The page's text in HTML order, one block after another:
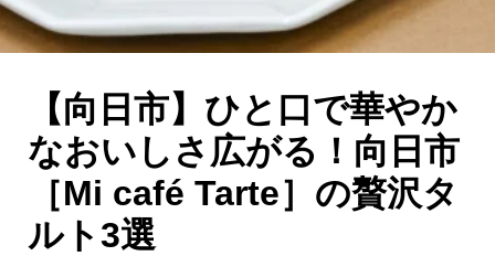
CULTURE
ABOUT US
Instagram
チケットプレゼント応募
【向日市】ひと口で華やか
なおいしさ広がる！向日市
［Mi café Tarte］の贅沢タ
ルト3選